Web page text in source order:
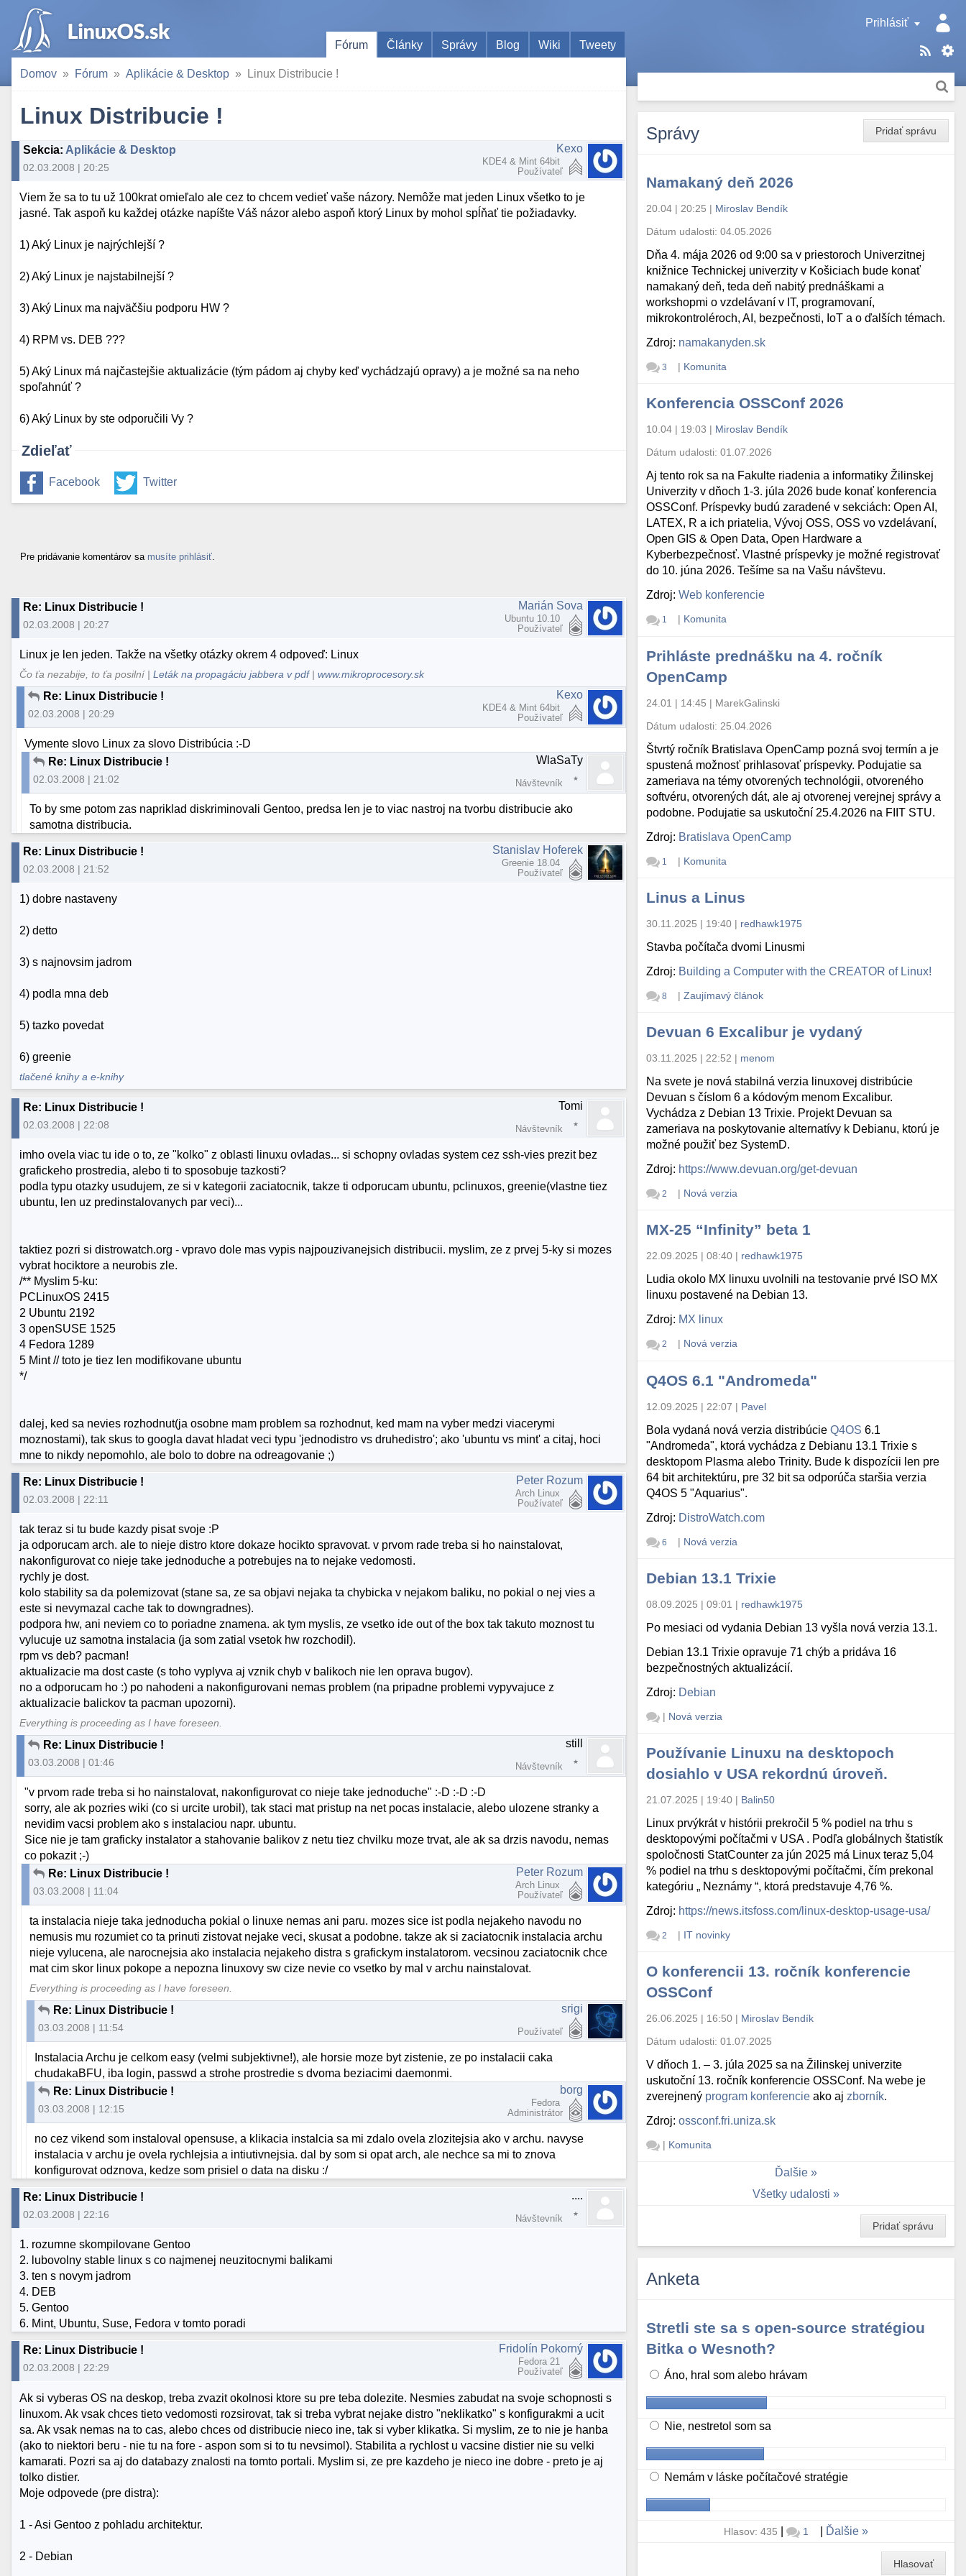
Prihlásiť
Fórum
Články Správy Blog Wiki Tweety
Domov Fórum Aplikácie & Desktop Linux Distribucie !
Linux Distribucie !
Sekcia: Aplikácie & Desktop
02.03.2008 | 20:25
Kexo
KDE4 & Mint 64bit
Používateľ
Viem že sa to tu už 100krat omieľalo ale cez to chcem vedieť vaše názory. Nemôže mat jeden Linux všetko to je
jasné. Tak aspoň ku každej otázke napíšte Váš názor alebo aspoň ktorý Linux by mohol spĺňať tie požiadavky.
1) Aký Linux je najrýchlejší ?
2) Aký Linux je najstabilnejší ?
3) Aký Linux ma najväčšiu podporu HW ?
4) RPM vs. DEB ???
5) Aký Linux má najčastejšie aktualizácie (tým pádom aj chyby keď vychádzajú opravy) a je možné sa na neho
spoľahnúť ?
6) Aký Linux by ste odporučili Vy ?
Zdieľať
Facebook Twitter
Pre pridávanie komentárov sa musíte prihlásiť
Re: Linux Distribucie !
02.03.2008 | 20:27
Marián Sova
Ubuntu 10.10
Používateľ
Linux je len jeden. Takže na všetky otázky okrem 4 odpoveď: Linux
Čo ťa nezabije, to ťa posilní |Leták na propagáciu jabbera v pdf|www.mikroprocesory.sk
Re: Linux Distribucie !
02.03.2008 | 20:29
Kexo
KDE4 & Mint 64bit
Používateľ
Vymente slovo Linux za slovo Distribúcia :-D
Re: Linux Distribucie !
02.03.2008 | 21:02
WlaSaTy
Návštevník
To by sme potom zas napriklad diskriminovali Gentoo, predsa len je to viac nastroj na tvorbu distribucie ako
samotna distribucia.
Re: Linux Distribucie !
02.03.2008 | 21:52
Stanislav Hoferek
Greenie 18.04
Používateľ
1) dobre nastaveny
2) detto
3) s najnovsim jadrom
4) podla mna deb
5) tazko povedat
6) greenie
tlačené knihy a e-knihy
Re: Linux Distribucie !
02.03.2008 | 22:08
Tomi
Návštevník
imho ovela viac tu ide o to, ze "kolko" z oblasti linuxu ovladas... si schopny ovladas system cez ssh-vies prezit bez
grafickeho prostredia, alebo ti to sposobuje tazkosti?
podla typu otazky usudujem, ze si v kategorii zaciatocnik, takze ti odporucam ubuntu, pclinuxos, greenie(vlastne tiez
ubuntu, len uz predinstalovanych par veci)...
taktiez pozri si distrowatch.org - vpravo dole mas vypis najpouzivanejsich distribucii. myslim, ze z prvej 5-ky si mozes
vybrat hociktore a neurobis zle.
/** Myslim 5-ku:
PCLinuxOS 2415
2 Ubuntu 2192
3 openSUSE 1525
4 Fedora 1289
5 Mint // toto je tiez len modifikovane ubuntu
*/
dalej, ked sa nevies rozhodnut(ja osobne mam problem sa rozhodnut, ked mam na vyber medzi viacerymi
moznostami), tak skus to googla davat hladat veci typu 'jednodistro vs druhedistro'; ako 'ubuntu vs mint' a citaj, hoci
mne to nikdy nepomohlo, ale bolo to dobre na odreagovanie ;)
Re: Linux Distribucie !
02.03.2008 | 22:11
Peter Rozum
Arch Linux
Používateľ
tak teraz si tu bude kazdy pisat svoje :P
ja odporucam arch. ale to nieje distro ktore dokaze hocikto spravovat. v prvom rade treba si ho nainstalovat,
nakonfigurovat co nieje take jednoduche a potrebujes na to nejake vedomosti.
rychly je dost.
kolo stability sa da polemizovat (stane sa, ze sa objavi nejaka ta chybicka v nejakom baliku, no pokial o nej vies a
este si nevymazal cache tak to downgradnes).
podpora hw, ani neviem co to poriadne znamena. ak tym myslis, ze vsetko ide out of the box tak takuto moznost tu
vylucuje uz samotna instalacia (ja som zatial vsetok hw rozchodil).
rpm vs deb? pacman!
aktualizacie ma dost caste (s toho vyplyva aj vznik chyb v balikoch nie len oprava bugov).
no a odporucam ho :) po nahodeni a nakonfigurovani nemas problem (na pripadne problemi vypyvajuce z
aktualizacie balickov ta pacman upozorni).
Everything is proceeding as I have foreseen.
Re: Linux Distribucie !
03.03.2008 | 01:46
still
Návštevník
"v prvom rade treba si ho nainstalovat, nakonfigurovat co nieje take jednoduche" :-D :-D :-D
sorry, ale ak pozries wiki (co si urcite urobil), tak staci mat pristup na net pocas instalacie, alebo ulozene stranky a
nevidim vacsi problem ako s instalaciou napr. ubuntu.
Sice nie je tam graficky instalator a stahovanie balikov z netu tiez chvilku moze trvat, ale ak sa drzis navodu, nemas
co pokazit ;-)
Re: Linux Distribucie !
03.03.2008 | 11:04
Peter Rozum
Arch Linux
Používateľ
ta instalacia nieje taka jednoducha pokial o linuxe nemas ani paru. mozes sice ist podla nejakeho navodu no
nemusis mu rozumiet co ta prinuti zistovat nejake veci, skusat a podobne. takze ak si zaciatocnik instalacia archu
nieje vylucena, ale narocnejsia ako instalacia nejakeho distra s grafickym instalatorom. vecsinou zaciatocnik chce
mat cim skor linux pokope a nepozna linuxovy sw cize nevie co vsetko by mal v archu nainstalovat.
Everything is proceeding as I have foreseen.
Re: Linux Distribucie !
03.03.2008 | 11:54
srigi
Používateľ
Instalacia Archu je celkom easy (velmi subjektivne!), ale horsie moze byt zistenie, ze po instalacii caka
chudakaBFU, iba login, passwd a strohe prostredie s dvoma beziacimi daemonmi.
Re: Linux Distribucie !
03.03.2008 | 12:15
borg
Fedora
Administrátor
no cez vikend som instaloval opensuse, a klikacia instalcia sa mi zdalo ovela zlozitejsia ako v archu. navyse
instalacia v archu je ovela rychlejsia a intiutivnejsia. dal by som si opat arch, ale nechce sa mi to znova
konfigurovat odznova, kedze som prisiel o data na disku :/
Re: Linux Distribucie !
02.03.2008 | 22:16
....
Návštevník
1. rozumne skompilovane Gentoo
2. lubovolny stable linux s co najmenej neuzitocnymi balikami
3. ten s novym jadrom
4. DEB
5. Gentoo
6. Mint, Ubuntu, Suse, Fedora v tomto poradi
Re: Linux Distribucie !
02.03.2008 | 22:29
Fridolín Pokorný
Fedora 21
Používateľ
Ak si vyberas OS na deskop, treba zvazit okolnosi ktore su pre teba dolezite. Nesmies zabudat na svoje schopnosti s
linuxom. Ak vsak chces tieto vedomosti rozsirovat, tak si treba vybrat nejake distro "neklikatko" s konfigurakmi a ucit
sa. Ak vsak nemas na to cas, alebo chces od distribucie nieco ine, tak si vyber klikatka. Si myslim, ze to nie je hanba
(ako to niektori beru - nie tu na fore - aspon som si to tu nevsimol). Stabilita a rychlost u vacsine distier nie su velki
kamarati. Pozri sa aj do databazy znalosti na tomto portali. Myslim si, ze pre kazdeho je nieco ine dobre - preto je aj
tolko distier.
Moje odpovede (pre distra):
1 - Asi Gentoo z pohladu architektur.
2 - Debian
Pridať správu
Správy
Namakaný deň 2026
20.04 | 20:25 | Miroslav Bendík
Dátum udalosti:04.05.2026
Dňa 4. mája 2026 od 9:00 sa v priestoroch Univerzitnej
knižnice Technickej univerzity v Košiciach bude konať
namakaný deň, teda deň nabitý prednáškami a
workshopmi o vzdelávaní v IT, programovaní,
mikrokontroléroch, AI, bezpečnosti, IoT a o ďalších témach.
Zdroj: namakanyden.sk
3 | Komunita
Konferencia OSSConf 2026
10.04 | 19:03 | Miroslav Bendík
Dátum udalosti:01.07.2026
Aj tento rok sa na Fakulte riadenia a informatiky Žilinskej
Univerzity v dňoch 1-3. júla 2026 bude konať konferencia
OSSConf. Príspevky budú zaradené v sekciách: Open AI,
LATEX, R a ich priatelia, Vývoj OSS, OSS vo vzdelávaní,
Open GIS & Open Data, Open Hardware a
Kyberbezpečnosť. Vlastné príspevky je možné registrovať
do 10. júna 2026. Tešíme sa na Vašu návštevu.
Zdroj:Web konferencie
1 | Komunita
Prihláste prednášku na 4. ročník
OpenCamp
24.01 | 14:45 | MarekGalinski
Dátum udalosti: 25.04.2026
Štvrtý ročník Bratislava OpenCamp pozná svoj termín a je
spustená možnosť prihlasovať príspevky. Podujatie sa
zameriava na témy otvorených technológii, otvoreného
softvéru, otvorených dát, ale aj otvorenej verejnej správy a
podobne. Podujatie sa uskutoční 25.4.2026 na FIIT STU.
Zdroj: Bratislava OpenCamp
1 | Komunita
Linus a Linus
30.11.2025 | 19:40 | redhawk1975
Stavba počítača dvomi Linusmi
Zdroj: Building a Computer with the CREATOR of Linux!
8 | Zaujímavý článok
Devuan 6 Excalibur je vydaný
03.11.2025 | 22:52 | menom
Na svete je nová stabilná verzia linuxovej distribúcie
Devuan s číslom 6 a kódovým menom Excalibur.
Vychádza z Debian 13 Trixie. Projekt Devuan sa
zameriava na poskytovanie alternatívy k Debianu, ktorú je
možné použiť bez SystemD.
Zdroj: https://www.devuan.org/get-devuan
2 | Nová verzia
MX-25 “Infinity” beta 1
22.09.2025 | 08:40 | redhawk1975
Ludia okolo MX linuxu uvolnili na testovanie prvé ISO MX
linuxu postavené na Debian 13.
Zdroj: MX linux
2 | Nová verzia
Q4OS 6.1 "Andromeda"
12.09.2025 | 22:07 | Pavel
Bola vydaná nová verzia distribúcieQ4OS 6.1
"Andromeda", ktorá vychádza z Debianu 13.1 Trixie s
desktopom Plasma alebo Trinity. Bude k dispozícii len pre
64 bit architektúru, pre 32 bit sa odporúča staršia verzia
Q4OS 5 "Aquarius".
Zdroj: DistroWatch.com
6 | Nová verzia
Debian 13.1 Trixie
08.09.2025 | 09:01 | redhawk1975
Po mesiaci od vydania Debian 13 vyšla nová verzia 13.1.
Debian 13.1 Trixie opravuje 71 chýb a pridáva 16
bezpečnostných aktualizácií.
Zdroj: Debian
| Nová verzia
Používanie Linuxu na desktopoch
dosiahlo v USA rekordnú úroveň.
21.07.2025 | 19:40 | Balin50
Linux prvýkrát v histórii prekročil 5 % podiel na trhu s
desktopovými počítačmi v USA . Podľa globálnych štatistík
spoločnosti StatCounter za jún 2025 má Linux teraz 5,04
% podiel na trhu s desktopovými počítačmi, čím prekonal
kategóriu „ Neznámy “, ktorá predstavuje 4,76 %.
Zdroj: https://news.itsfoss.com/linux-desktop-usage-usa/
2 | IT novinky
O konferencii 13. ročník konferencie
OSSConf
26.06.2025 | 16:50 | Miroslav Bendík
Dátum udalosti:01.07.2025
V dňoch 1. – 3. júla 2025 sa na Žilinskej univerzite
uskutoční 13. ročník konferencie OSSConf. Na webe je
zverejnený program konferencie ako aj zborník.
Zdroj:ossconf.fri.uniza.sk
| Komunita
Ďalšie
Všetky udalosti
Pridať správu
Anketa
Stretli ste sa s open-source stratégiou
Bitka o Wesnoth?
Áno, hral som alebo hrávam
Nie, nestretol som sa
Nemám v láske počítačové stratégie
Hlasov: 435 | 1 Ďalšie
Hlasovať